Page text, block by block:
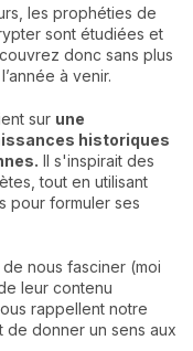
les prophéties de
sont étudiées et
donc sans plus
à venir.
sur une
historiques
Il s'inspirait des
tout en utilisant
pour formuler ses
nous fasciner (moi
leur contenu
rappellent notre
donner un sens aux